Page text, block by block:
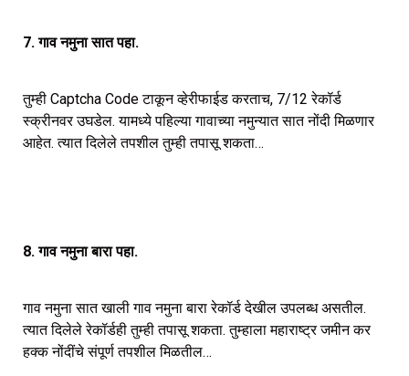
7. गाव नमुना सात पहा.
तुम्ही Captcha Code टाकून व्हेरीफाईड करताच, 7/12 रेकॉर्ड
स्क्रीनवर उघडेल. यामध्ये पहिल्या गावाच्या नमुन्यात सात नोंदी मिळणार
आहेत. त्यात दिलेले तपशील तुम्ही तपासू शकता…
8. गाव नमुना बारा पहा.
गाव नमुना सात खाली गाव नमुना बारा रेकॉर्ड देखील उपलब्ध असतील.
त्यात दिलेले रेकॉर्डही तुम्ही तपासू शकता. तुम्हाला महाराष्ट्र जमीन कर
हक्क नोंदींचे संपूर्ण तपशील मिळतील…